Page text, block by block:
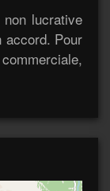
lucrative
accord. Pour